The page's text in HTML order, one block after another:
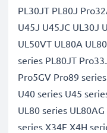
PL30JT PL80J
U45J U45JC UL30J
UL50VT UL80A
series PL80JT
Pro5GV Pro89
U40 series U45
UL80 series
series X34F X4H